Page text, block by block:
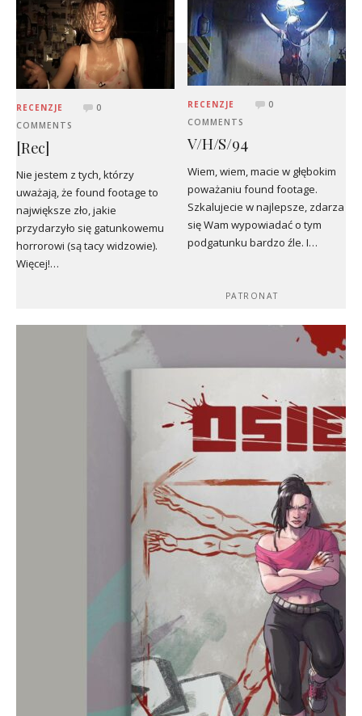
RECENZJE
0
COMMENTS
[Rec]
Nie jestem z tych, którzy
uważają, że found footage to
największe zło, jakie
przydarzyło się gatunkowemu
horrorowi (są tacy widzowie).
Więcej!…
RECENZJE
0
COMMENTS
V/H/S/94
Wiem, wiem, macie w głębokim
poważaniu found footage.
Szkalujecie w najlepsze, zdarza
się Wam wypowiadać o tym
podgatunku bardzo źle. I…
PATRONAT